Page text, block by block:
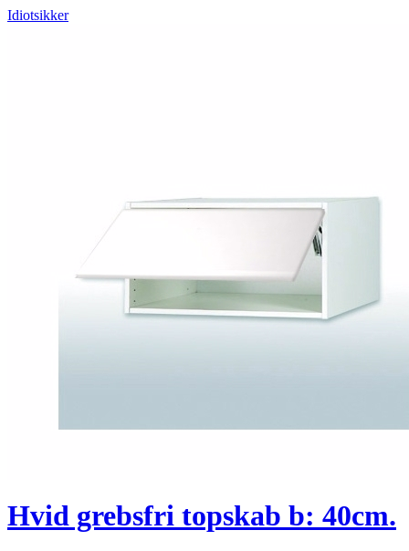
Idiotsikker
Hvid grebsfri topskab b: 40cm.